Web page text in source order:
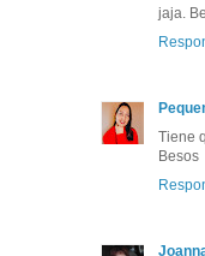
jaja.
Tiene
Besos